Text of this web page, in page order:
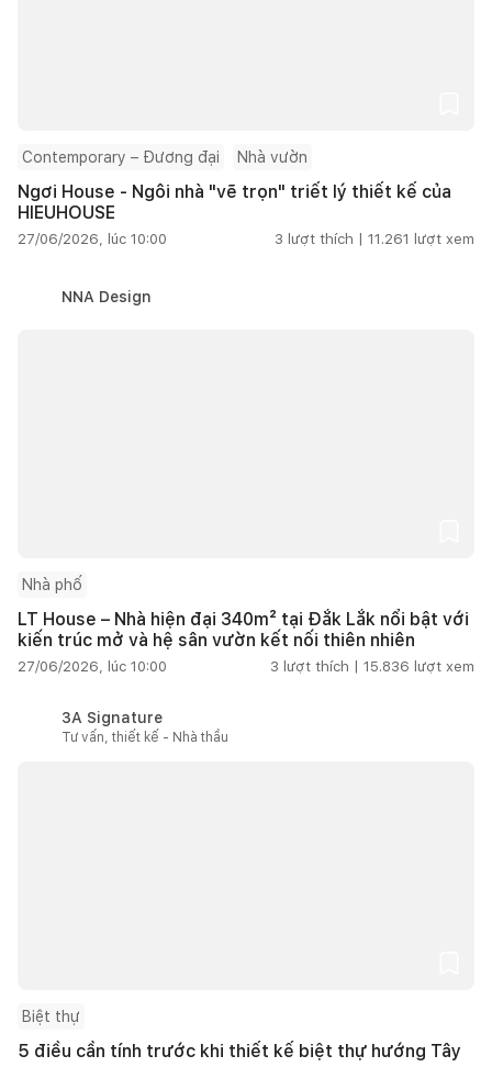
Contemporary – Đương đại Nhà vườn
Ngơi House - Ngôi nhà "vẽ trọn" triết lý thiết kế của
HIEUHOUSE
27/06/2026, lúc 10:00 3 lượt thích | 11.261 lượt xem
NNA Design
Nhà phố
LT House – Nhà hiện đại 340m² tại Đắk Lắk nổi bật với
kiến trúc mở và hệ sân vườn kết nối thiên nhiên
27/06/2026, lúc 10:00 3 lượt thích | 15.836 lượt xem
3A Signature
Tư vấn, thiết kế - Nhà thầu
Biệt thự
5 điều cần tính trước khi thiết kế biệt thự hướng Tây